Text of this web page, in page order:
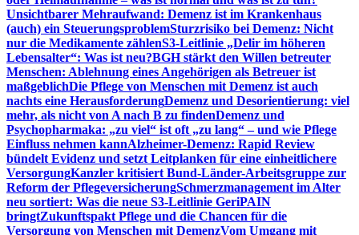
Unsichtbarer Mehraufwand: Demenz ist im Krankenhaus
(auch) ein SteuerungsproblemSturzrisiko bei Demenz: Nicht
nur die Medikamente zählenS3-Leitlinie „Delir im höheren
Lebensalter“: Was ist neu?BGH stärkt den Willen betreuter
Menschen: Ablehnung eines Angehörigen als Betreuer ist
maßgeblichDie Pflege von Menschen mit Demenz ist auch
nachts eine HerausforderungDemenz und Desorientierung: viel
mehr, als nicht von A nach B zu findenDemenz und
Psychopharmaka: „zu viel“ ist oft „zu lang“ – und wie Pflege
Einfluss nehmen kannAlzheimer-Demenz: Rapid Review
bündelt Evidenz und setzt Leitplanken für eine einheitlichere
VersorgungKanzler kritisiert Bund-Länder-Arbeitsgruppe zur
Reform der PflegeversicherungSchmerzmanagement im Alter
neu sortiert: Was die neue S3-Leitlinie GeriPAIN
bringtZukunftspakt Pflege und die Chancen für die
Versorgung von Menschen mit DemenzVom Umgang mit